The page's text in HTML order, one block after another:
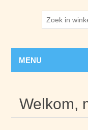
MENU
Welkom,